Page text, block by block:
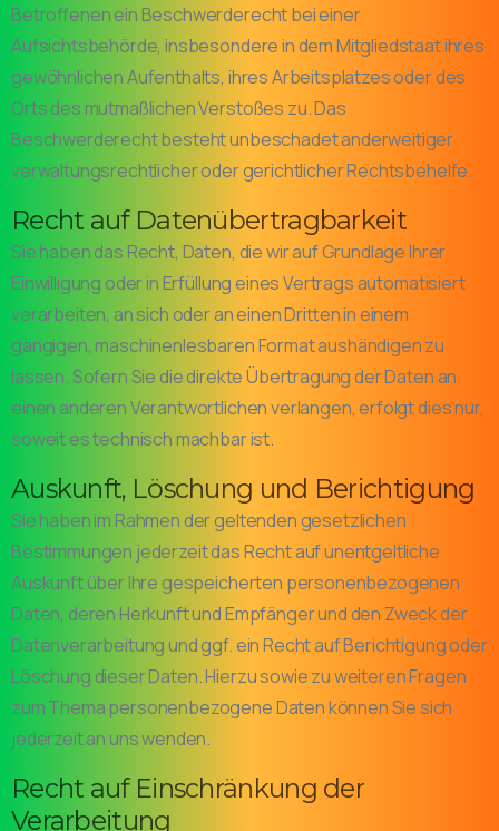
Betroffenen ein Beschwerderecht bei einer
Aufsichtsbehörde, insbesondere in dem Mitgliedstaat ihres
gewöhnlichen Aufenthalts, ihres Arbeitsplatzes oder des
Orts des mutmaßlichen Verstoßes zu. Das
Beschwerderecht besteht unbeschadet anderweitiger
verwaltungsrechtlicher oder gerichtlicher Rechtsbehelfe.
Recht auf Daten­übertrag­barkeit
Sie haben das Recht, Daten, die wir auf Grundlage Ihrer
Einwilligung oder in Erfüllung eines Vertrags automatisiert
verarbeiten, an sich oder an einen Dritten in einem
gängigen, maschinenlesbaren Format aushändigen zu
lassen. Sofern Sie die direkte Übertragung der Daten an
einen anderen Verantwortlichen verlangen, erfolgt dies nur,
soweit es technisch machbar ist.
Auskunft, Löschung und Berichtigung
Sie haben im Rahmen der geltenden gesetzlichen
Bestimmungen jederzeit das Recht auf unentgeltliche
Auskunft über Ihre gespeicherten personenbezogenen
Daten, deren Herkunft und Empfänger und den Zweck der
Datenverarbeitung und ggf. ein Recht auf Berichtigung oder
Löschung dieser Daten. Hierzu sowie zu weiteren Fragen
zum Thema personenbezogene Daten können Sie sich
jederzeit an uns wenden.
Recht auf Einschränkung der
Verarbeitung